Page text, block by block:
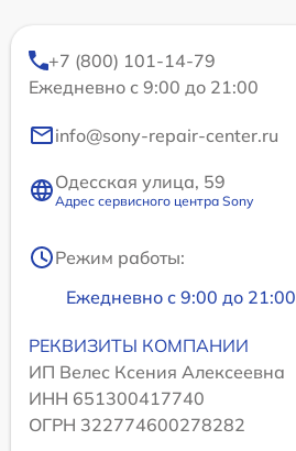
+7 (800) 101-14-79
Ежедневно с 9:00 до 21:00
info@sony-repair-center.ru
Одесская улица, 59
Адрес сервисного центра Sony
Режим работы:
Ежедневно с 9:00 до 21:00
РЕКВИЗИТЫ КОМПАНИИ
ИП Велес Ксения Алексеевна
ИНН 651300417740
ОГРН 322774600278282